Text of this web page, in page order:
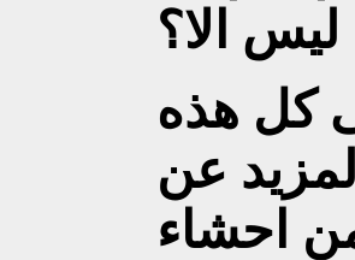
الا؟
كل هذه
عن
احشاء